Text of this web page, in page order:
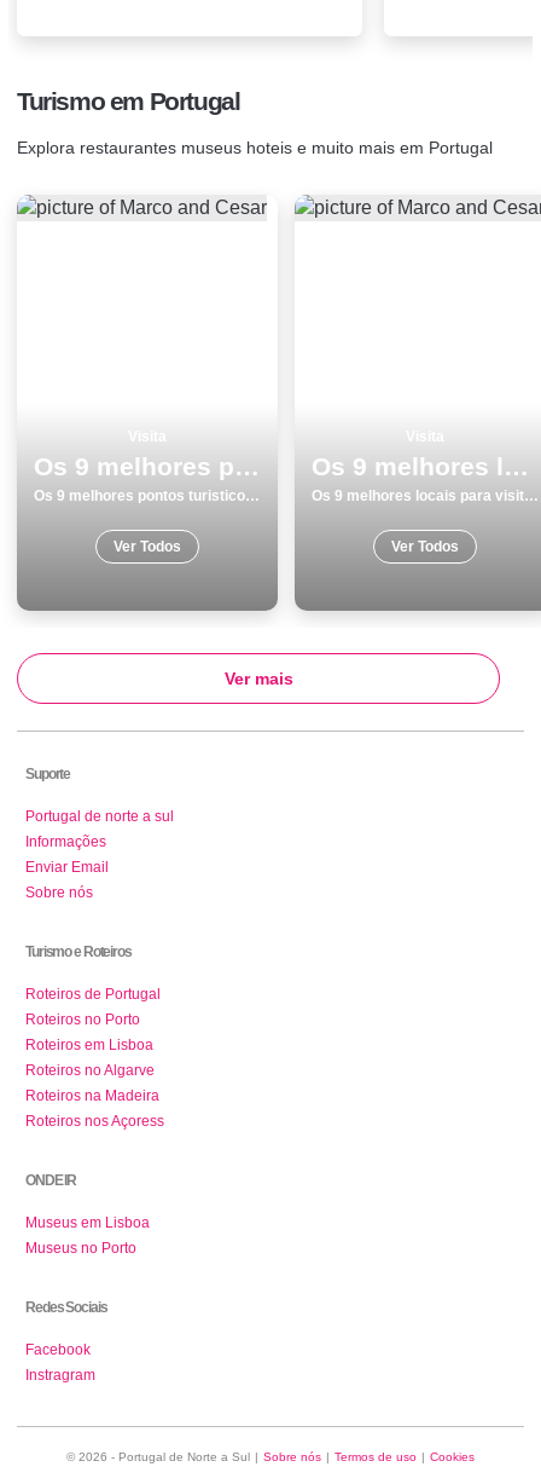
Turismo em Portugal
Explora restaurantes museus hoteis e muito mais em Portugal
Os 9 melhores pontos turisticos para visitar em Lisboa
Os 9 melhores pontos turisticos para visitar em Lisboa
Ver Todos
Os 9 melhores locais para visitar em Aveiro
Os 9 melhores locais para visitar em Aveiro
Ver Todos
Ver mais
Suporte
Portugal de norte a sul
Informações
Enviar Email
Sobre nós
Turismo e Roteiros
Roteiros de Portugal
Roteiros no Porto
Roteiros em Lisboa
Roteiros no Algarve
Roteiros na Madeira
Roteiros nos Açoress
ONDE IR
Museus em Lisboa
Museus no Porto
Redes Sociais
Facebook
Instragram
© 2026 - Portugal de Norte a Sul | Sobre nós | Termos de uso | Cookies